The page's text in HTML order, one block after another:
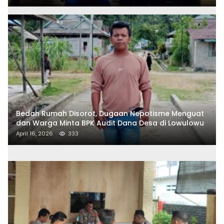
Bedah Rumah Disorot, Dugaan Nepotisme Menguat
dan Warga Minta BPK Audit Dana Desa di Lowulowu
April 16, 2026 333